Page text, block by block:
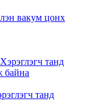
вакум цонх
танд